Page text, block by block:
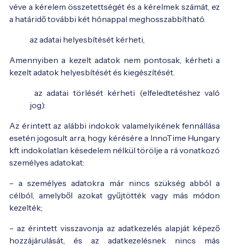
véve a kérelem összetettségét és a kérelmek számát, ez
a határidő további két hónappal meghosszabbítható.
az adatai helyesbítését kérheti,
Amennyiben a kezelt adatok nem pontosak, kérheti a
kezelt adatok helyesbítését és kiegészítését.
az adatai törlését kérheti (elfeledtetéshez való
jog):
Az érintett az alábbi indokok valamelyikének fennállása
esetén jogosult arra, hogy kérésére a InnoTime Hungary
kft indokolatlan késedelem nélkül törölje a rá vonatkozó
személyes adatokat:
– a személyes adatokra már nincs szükség abból a
célból, amelyből azokat gyűjtötték vagy más módon
kezelték;
– az érintett visszavonja az adatkezelés alapját képező
hozzájárulását, és az adatkezelésnek nincs más